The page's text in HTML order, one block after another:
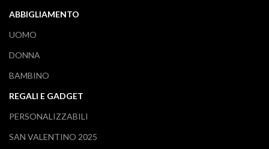
ABBIGLIAMENTO
UOMO
DONNA
BAMBINO
REGALI E GADGET
PERSONALIZZABILI
SAN VALENTINO 2025